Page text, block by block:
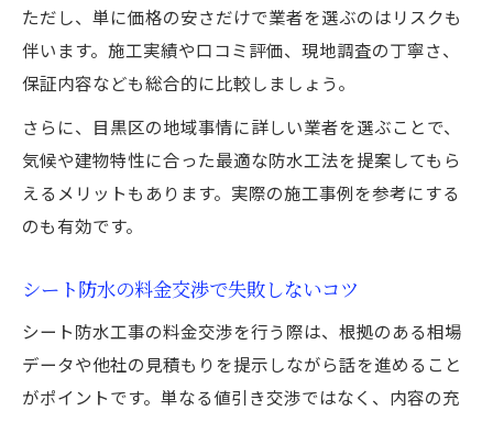
ただし、単に価格の安さだけで業者を選ぶのはリスクも
伴います。施工実績や口コミ評価、現地調査の丁寧さ、
保証内容なども総合的に比較しましょう。
さらに、目黒区の地域事情に詳しい業者を選ぶことで、
気候や建物特性に合った最適な防水工法を提案してもら
えるメリットもあります。実際の施工事例を参考にする
のも有効です。
シート防水の料金交渉で失敗しないコツ
シート防水工事の料金交渉を行う際は、根拠のある相場
データや他社の見積もりを提示しながら話を進めること
がポイントです。単なる値引き交渉ではなく、内容の充